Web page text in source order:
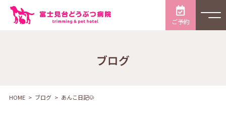
ご予約
ブログ
HOME ブログ あんこ日記🐶